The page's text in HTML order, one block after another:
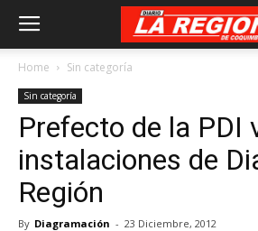
Home Sin categoría
Sin categoría
Prefecto de la PDI
instalaciones de
Región
By Diagramación - 23 Diciembre, 2012